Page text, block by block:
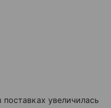
увеличилась